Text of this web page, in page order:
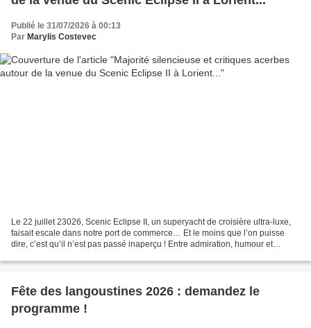
Publié le 31/07/2026 à 00:13
Par Marylis Costevec
Le 22 juillet 23026, Scenic Eclipse II, un superyacht de croisière ultra-luxe,
faisait escale dans notre port de commerce… Et le moins que l’on puisse
dire, c’est qu’il n’est pas passé inaperçu ! Entre admiration, humour et
Fête des langoustines 2026 : demandez le
programme !